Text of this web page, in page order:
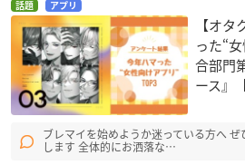
話題 アプリ
【オ
った“
合部門
ース』
ブレマイを始めようか迷っている方へ
します 全体的にお洒落な…